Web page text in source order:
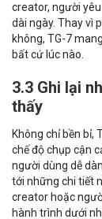
creator, người
dài ngày. Thay vì
không, TG-7
bất cứ lúc nào.
3.3 Ghi lại
thấy
Không chỉ bền bỉ,
chế độ chụp cận
người dùng dễ
tới những chi tiết
creator hoặc
hành trình dưới